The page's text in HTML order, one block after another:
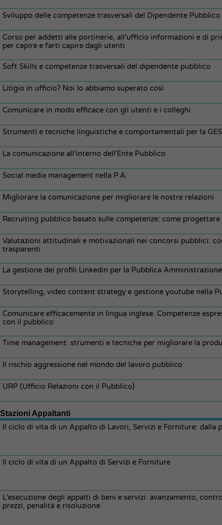
Sviluppo delle competenze trasversali del Dipendente Pubblico
Corso per addetti alle portinerie, all'ufficio informazioni e di
per capire e farti capire dagli utenti
Soft Skills e competenze trasversali del dipendente pubblico
Litigio in ufficio? Noi lo abbiamo superato così
Comunicare in modo efficace con gli utenti e i colleghi
Strumenti e tecniche linguistiche e comportamentali per la
La comunicazione all'interno dell'Ente Pubblico
Social media management nella P.A.
Migliorare la comunicazione per migliorare le nostre relazioni
Recruiting pubblico basato sulle competenze: come
Valutazioni attitudinali e motivazionali nei concorsi pubblici:
trasparenti
La gestione dei profili Linkedin per la Pubblica Amministrazione
Storytelling, video content strategy e gestione youtube nella
Comunicare efficacemente in lingua inglese. Competenze
con il pubblico
Time management: strumenti e tecniche per migliorare la
Il rischio aggressione nel mondo del lavoro pubblico
URP (Ufficio Relazioni con il Pubblico)
Stazioni Appaltanti
Il ciclo di vita di un Appalto di Lavori, Servizi e Forniture: dalla
Il ciclo di vita di un Appalto di Servizi e Forniture
L'esecuzione degli appalti di beni e servizi: avanzamento,
prezzi, penalità e risoluzione